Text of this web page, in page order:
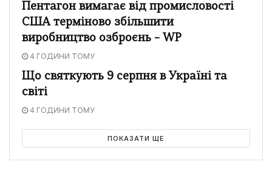
Пентагон вимагає від промисловості
США терміново збільшити
виробництво озброєнь – WP
4 ГОДИНИ ТОМУ
Що святкують 9 серпня в Україні та
світі
4 ГОДИНИ ТОМУ
ПОКАЗАТИ ЩЕ